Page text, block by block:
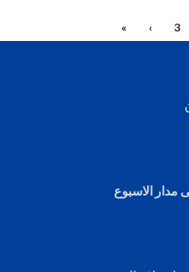
3
›
»
مدار الاسبوع